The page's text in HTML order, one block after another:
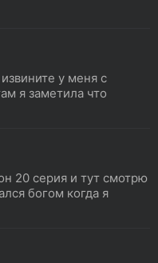
у меня с
я заметила что
20 серия и тут смотрю
богом когда я